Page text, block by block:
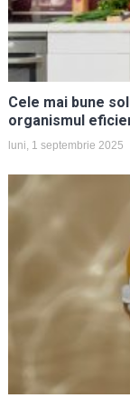
Cele mai bune
organismul
luni, 1 septembrie 2025